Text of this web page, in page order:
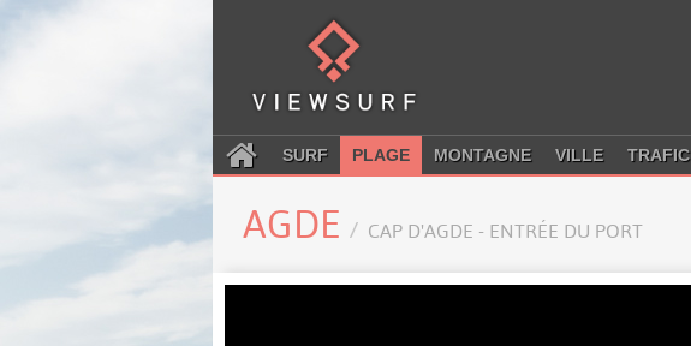
SURF PLAGE MONTAGNE VILLE TRAFIC
AGDE CAP D'AGDE - ENTRÉE DU PORT